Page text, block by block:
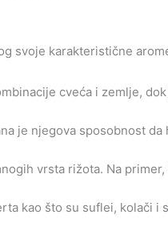
svoje karakteristične
cveća i zemlje,
je njegova sposobnost
vrsta rižota. Na
kao što su suflei, kolači